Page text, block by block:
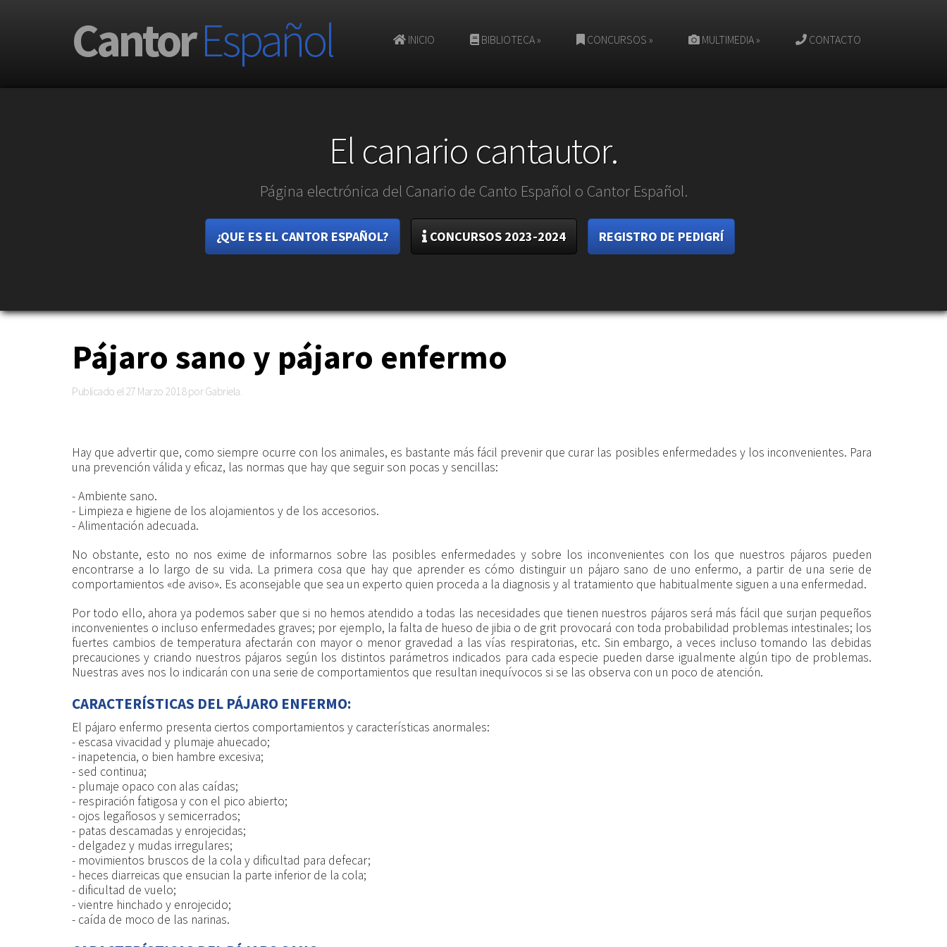
CantorEspañol INICIO BIBLIOTECA» CONCURSOS » MULTIMEDIA» CONTACTO
El canario cantautor.
Página electrónica del Canario de Canto Español o Cantor Español.
¿QUE ES EL CANTOR ESPAÑOL? CONCURSOS 2023-2024 REGISTRO DE PEDIGRÍ
Pájaro sano y pájaro enfermo
Publicado el27 Marzo 2018por Gabriela.
Hay que advertir que, como siempre ocurre con los animales, es bastante más fácil prevenir que curar las posibles enfermedades y los inconvenientes. Para
una prevención válida y eficaz, las normas que hay que seguir son pocas y sencillas:
- Ambiente sano.
- Limpieza e higiene de los alojamientos y de los accesorios.
- Alimentación adecuada.
No obstante, esto no nos exime de informarnos sobre las posibles enfermedades y sobre los inconvenientes con los que nuestros pájaros pueden
encontrarse a lo largo de su vida. La primera cosa que hay que aprender es cómo distinguir un pájaro sano de uno enfermo, a partir de una serie de
comportamientos «de aviso». Es aconsejable que sea un experto quien proceda a la diagnosis y al tratamiento que habitualmente siguen a una enfermedad.
Por todo ello, ahora ya podemos saber que si no hemos atendido a todas las necesidades que tienen nuestros pájaros será más fácil que surjan pequeños
inconvenientes o incluso enfermedades graves; por ejemplo, la falta de hueso de jibia o de grit provocará con toda probabilidad problemas intestinales; los
fuertes cambios de temperatura afectarán con mayor o menor gravedad a las vías respiratorias, etc. Sin embargo, a veces incluso tomando las debidas
precauciones y criando nuestros pájaros según los distintos parámetros indicados para cada especie pueden darse igualmente algún tipo de problemas.
Nuestras aves nos lo indicarán con una serie de comportamientos que resultan inequívocos si se las observa con un poco de atención.
CARACTERÍSTICAS DEL PÁJARO ENFERMO:
El pájaro enfermo presenta ciertos comportamientos y características anormales:
- escasa vivacidad y plumaje ahuecado;
- inapetencia, o bien hambre excesiva;
- sed continua;
- plumaje opaco con alas caídas;
- respiración fatigosa y con el pico abierto;
- ojos legañosos y semicerrados;
- patas descamadas y enrojecidas;
- delgadez y mudas irregulares;
- movimientos bruscos de la cola y dificultad para defecar;
- heces diarreicas que ensucian la parte inferior de la cola;
- dificultad de vuelo;
- vientre hinchado y enrojecido;
- caída de moco de las narinas.